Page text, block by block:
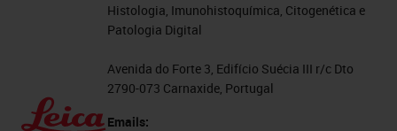
Histologia, Imunohistoquímica, Citogenética e
Patologia Digital
Avenida do Forte 3, Edifício Suécia III r/c Dto
2790-073 Carnaxide, Portugal
Emails: